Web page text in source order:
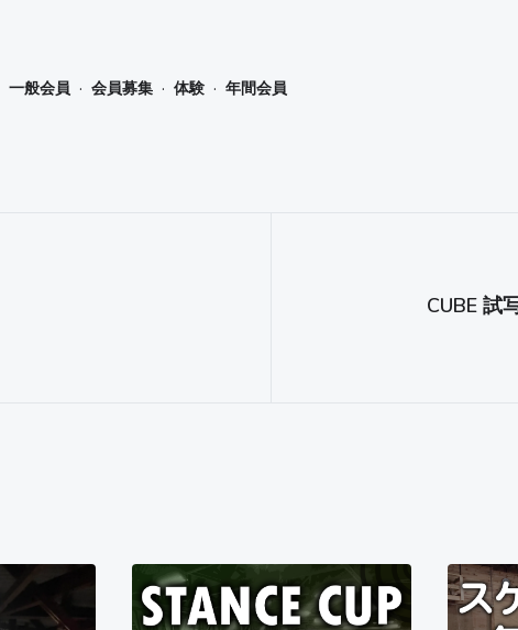
一般会員 · 会員募集 · 体験 · 年間会員
CUBE 試